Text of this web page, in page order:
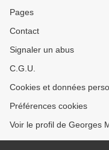
Pages
Contact
Signaler un abus
C.G.U.
Cookies et données
Préférences cookies
Voir le profil de Georges